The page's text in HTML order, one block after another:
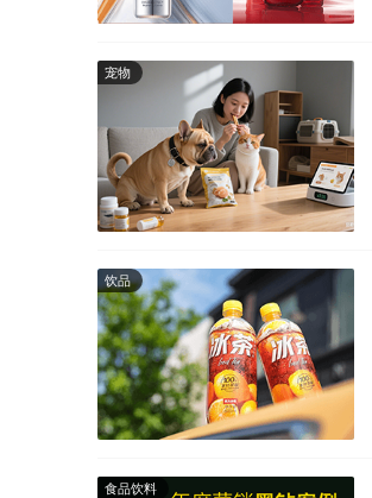
宠物
饮品
食品饮料